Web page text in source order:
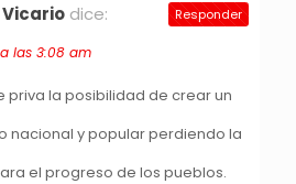
dice:
las 3:08 am
priva la posibilidad de crear un
nacional y popular perdiendo la
el progreso de los pueblos.
Responder